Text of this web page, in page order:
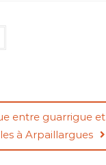
entre guarrigue et
à Arpaillargues